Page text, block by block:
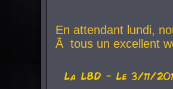
En attendant lundi,
Ã tous un excellent
La LBD - Le 3/11/